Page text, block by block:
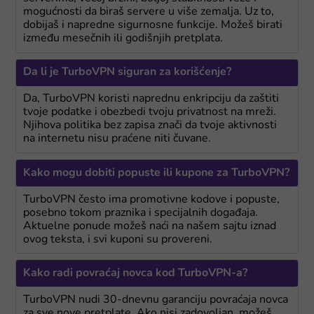
mogućnosti da biraš servere u više zemalja. Uz to,
dobijaš i napredne sigurnosne funkcije. Možeš birati
između mesečnih ili godišnjih pretplata.
Da li je TurboVPN siguran za korišćenje?
Da, TurboVPN koristi naprednu enkripciju da zaštiti
tvoje podatke i obezbedi tvoju privatnost na mreži.
Njihova politika bez zapisa znači da tvoje aktivnosti
na internetu nisu praćene niti čuvane.
Kako mogu dobiti popuste ili kupone za TurboVPN?
TurboVPN često ima promotivne kodove i popuste,
posebno tokom praznika i specijalnih događaja.
Aktuelne ponude možeš naći na našem sajtu iznad
ovog teksta, i svi kuponi su provereni.
Kako radi povraćaj novca kod TurboVPN-a?
TurboVPN nudi 30-dnevnu garanciju povraćaja novca